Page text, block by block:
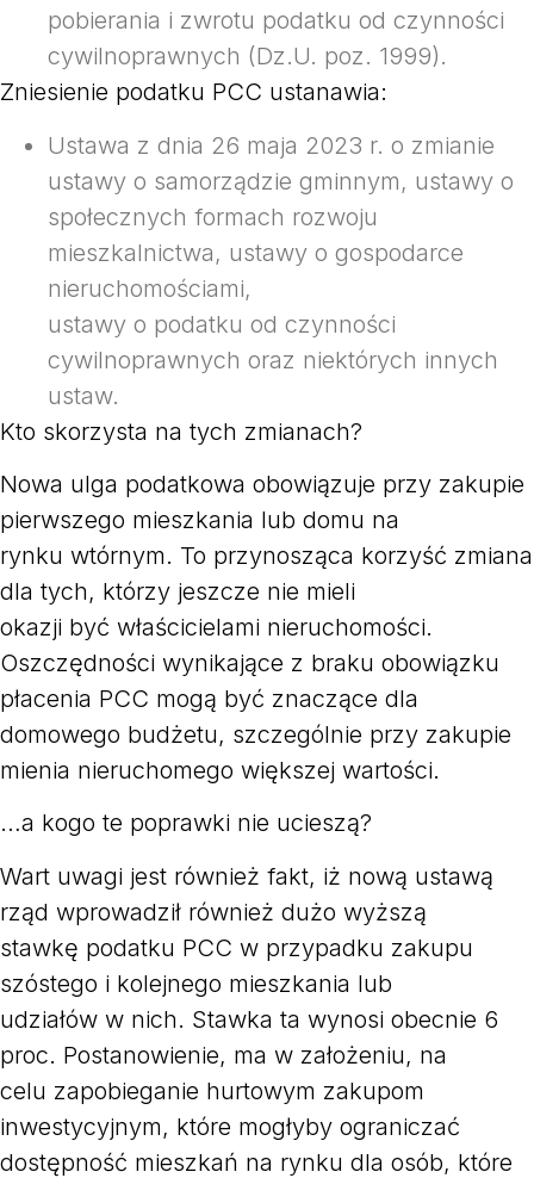
pobierania i zwrotu podatku od czynności
cywilnoprawnych (Dz.U. poz. 1999).
Zniesienie podatku PCC ustanawia:
Ustawa z dnia 26 maja 2023 r. o zmianie
ustawy o samorządzie gminnym, ustawy o
społecznych formach rozwoju
mieszkalnictwa, ustawy o gospodarce
nieruchomościami,
ustawy o podatku od czynności
cywilnoprawnych oraz niektórych innych
ustaw.
Kto skorzysta na tych zmianach?
Nowa ulga podatkowa obowiązuje przy zakupie
pierwszego mieszkania lub domu na
rynku wtórnym. To przynosząca korzyść zmiana
dla tych, którzy jeszcze nie mieli
okazji być właścicielami nieruchomości.
Oszczędności wynikające z braku obowiązku
płacenia PCC mogą być znaczące dla
domowego budżetu, szczególnie przy zakupie
mienia nieruchomego większej wartości.
…a kogo te poprawki nie ucieszą?
Wart uwagi jest również fakt, iż nową ustawą
rząd wprowadził również dużo wyższą
stawkę podatku PCC w przypadku zakupu
szóstego i kolejnego mieszkania lub
udziałów w nich. Stawka ta wynosi obecnie 6
proc. Postanowienie, ma w założeniu, na
celu zapobieganie hurtowym zakupom
inwestycyjnym, które mogłyby ograniczać
dostępność mieszkań na rynku dla osób, które